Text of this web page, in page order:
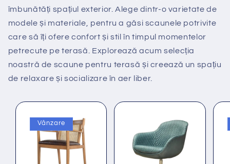
îmbunătăți spațiul exterior. Alege dintr-o varietate de
modele și materiale, pentru a găsi scaunele potrivite
care să îți ofere confort și stil în timpul momentelor
petrecute pe terasă. Explorează acum selecția
noastră de scaune pentru terasă și creează un spațiu
de relaxare și socializare în aer liber.
Vânzare